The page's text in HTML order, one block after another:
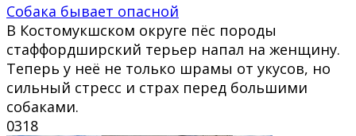
Собака бывает опасной
В Костомукшском округе пёс породы
стаффордширский терьер напал на женщину.
Теперь у неё не только шрамы от укусов, но
сильный стресс и страх перед большими
собаками.
0318